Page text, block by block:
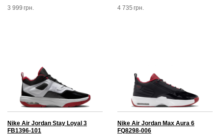
3 999 грн.
4 735 грн.
Nike Air Jordan Stay Loyal 3
FB1396-101
Nike Air Jordan Max Aura 6
FQ8298-006